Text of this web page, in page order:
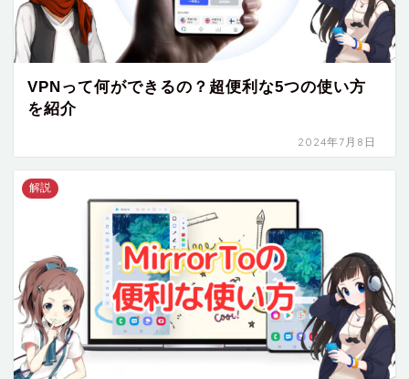
VPNって何ができるの？超便利な5つの使い方
を紹介
2024年7月8日
解説